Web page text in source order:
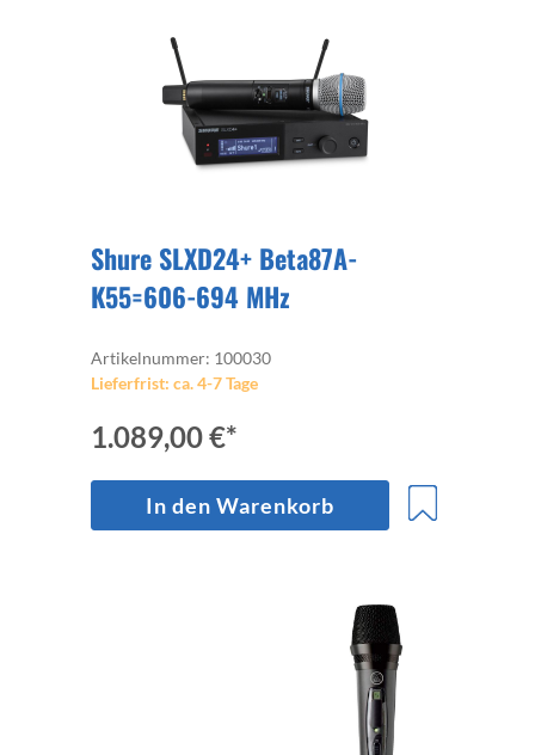
Shure SLXD24+ Beta87A-
K55=606-694 MHz
Artikelnummer: 100030
Lieferfrist: ca. 4-7 Tage
1.089,00 €*
In den Warenkorb